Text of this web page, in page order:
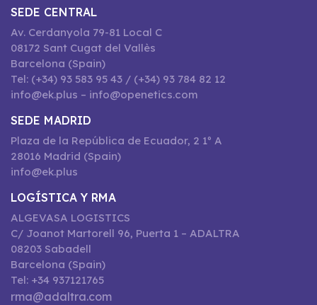
SEDE CENTRAL
Av. Cerdanyola 79-81 Local C
08172 Sant Cugat del Vallès
Barcelona (Spain)
Tel: (+34) 93 583 95 43 / (+34) 93 784 82 12
info@ek.plus – info@openetics.com
SEDE MADRID
Plaza de la República de Ecuador, 2 1º A
28016 Madrid (Spain)
info@ek.plus
LOGÍSTICA Y RMA
ALGEVASA LOGISTICS
C/ Joanot Martorell 96, Puerta 1 – ADALTRA
08203 Sabadell
Barcelona (Spain)
Tel: +34 937121765
rma@adaltra.com